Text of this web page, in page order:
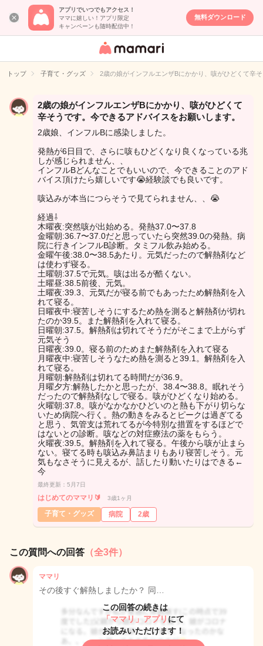
アプリでいつでもアクセス！
ママに嬉しい！アプリ限定
キャンペーンも随時配信中！
無料ダウンロード
女性専用匿名QA
イト
トップ 子育て・グッズ 2歳の娘がインフルエンザBにかかり、咳がひどくて辛
2歳の娘がインフルエンザBにかかり、咳がひどくて
辛そうです。今できるアドバイスをお願いします。
2歳娘、インフルBに感染しました。
発熱が6日目で、さらに咳もひどくなり良くなっている兆
しが感じられません、、
インフルBどんなことでもいいので、今できることのアド
バイス頂けたら嬉しいです😭経験談でも良いです。
咳込みが本当につらそうで見てられません、、😭
経過⇩
木曜夜:突然咳が出始める。発熱37.0〜37.8
金曜朝:36.7〜37.0だと思っていたら突然39.0の発熱。病
院に行きインフルB診断。タミフル飲み始める。
金曜午後:38.0〜38.5あたり。元気だったので解熱剤など
は使わず寝る。
土曜朝:37.5で元気。咳は出るが酷くない。
土曜昼:38.5前後、元気。
土曜夜:39.3、元気だが寝る前でもあったため解熱剤を入
れて寝る。
日曜夜中:寝苦しそうにするため熱を測ると解熱剤が切れ
たのか39.5。また解熱剤を入れて寝る。
日曜朝:37.5。解熱剤は切れてそうだがそこまで上がらず
元気そう
日曜夜:39.0。寝る前のためまた解熱剤を入れて寝る
月曜夜中:寝苦しそうなため熱を測ると39.1。解熱剤を入
れて寝る。
月曜朝:解熱剤は切れてる時間だが36.9。
月曜夕方:解熱したかと思ったが、38.4〜38.8。眠れそう
だったので解熱剤なしで寝る。咳がひどくなり始める。
火曜朝:37.8。咳がなかなかひどいのと熱も下がり切らな
いため病院へ行く。熱の動きをみるとピークは過ぎてる
と思う、気管支は荒れてるが今特別な措置をするほどで
はないとの診断。咳などの対症療法の薬をもらう。
火曜夜:39.5。解熱剤を入れて寝る。午後から咳が止まら
ない。寝てる時も咳込み鼻詰まりもあり寝苦しそう。元
気もなさそうに見えるが、話したり動いたりはできる←
今
最終更新：5月7日
はじめてのママリ🔰 3歳1ヶ月
子育て・グッズ 病院 2歳
この質問への回答 （全3件）
ママリ
その後すぐ解熱しましたか？ 同…
この回答の続きは
「ママリ」アプリ にて
お読みいただけます！